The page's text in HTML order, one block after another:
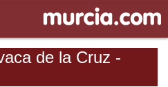
de la Cruz -